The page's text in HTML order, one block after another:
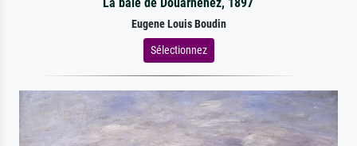
Eugene Louis Boudin
Sélectionnez